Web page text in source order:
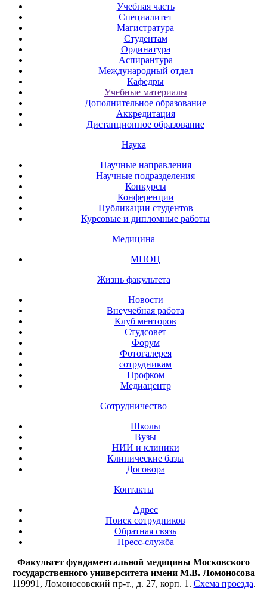
Учебная часть
Специалитет
Магистратура
Студентам
Ординатура
Аспирантура
Международный отдел
Кафедры
Учебные материалы
Дополнительное образование
Аккредитация
Дистанционное образование
Наука
Научные направления
Научные подразделения
Конкурсы
Конференции
Публикации студентов
Курсовые и дипломные работы
Медицина
МНОЦ
Жизнь факультета
Новости
Внеучебная работа
Клуб менторов
Студсовет
Форум
Фотогалерея
сотрудникам
Профком
Медиацентр
Сотрудничество
Школы
Вузы
НИИ и клиники
Клинические базы
Договора
Контакты
Адрес
Поиск сотрудников
Обратная связь
Пресс-служба
Факультет фундаментальной медицины Московского
государственного университета имени М.В. Ломоносова
119991, Ломоносовский пр-т., д. 27, корп. 1. Схема проезда.